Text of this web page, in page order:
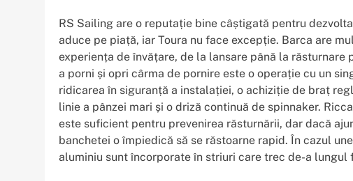
RS Sailing are o reputație bine câștigată pentru
aduce pe piață, iar Toura nu face excepție. Barca are
experiența de învățare, de la lansare până la
a porni și opri cârma de pornire este o operație cu un
ridicarea în siguranță a instalației, o achiziție de braț
linie a pânzei mari și o driză continuă de spinnaker.
este suficient pentru prevenirea răsturnării, dar dacă
banchetei o împiedică să se răstoarne rapid. În cazul
aluminiu sunt încorporate în striuri care trec de-a lungul